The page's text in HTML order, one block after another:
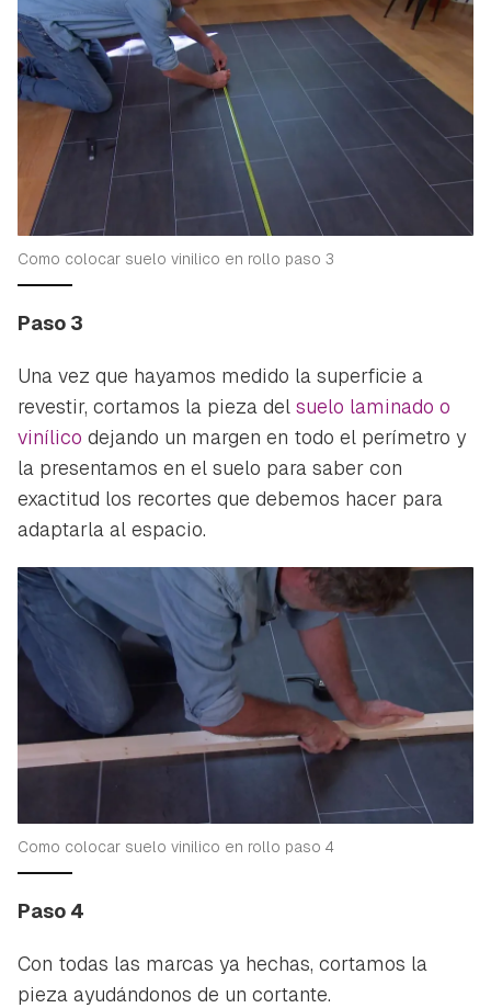
Como colocar suelo vinilico en rollo paso 3
Paso 3
Una vez que hayamos medido la superficie a
revestir, cortamos la pieza del suelo laminado o
vinílico dejando un margen en todo el perímetro y
la presentamos en el suelo para saber con
exactitud los recortes que debemos hacer para
adaptarla al espacio.
Como colocar suelo vinilico en rollo paso 4
Paso 4
Con todas las marcas ya hechas, cortamos la
pieza ayudándonos de un cortante.